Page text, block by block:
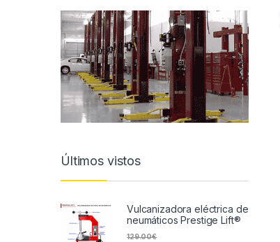
Últimos vistos
Vulcanizadora eléctrica de
neumáticos Prestige Lift®
129.00€